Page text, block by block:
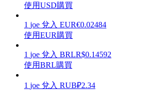
增值寶
使用USD購買
1 joe 兌入 EUR€0.02484
使用EUR購買
1 joe 兌入 BRLR$0.14592
使用BRL購買
1 joe 兌入 RUB₽2.34